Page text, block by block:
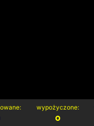
wypożyczone:
0